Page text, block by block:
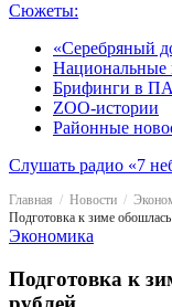
Сюжеты:
«Серебряный
Национальные
Брифинги в
ZOO-истории
Районные
Слушать радио «7
Главная Новости
Подготовка к зиме
Экономика
Подготовка к